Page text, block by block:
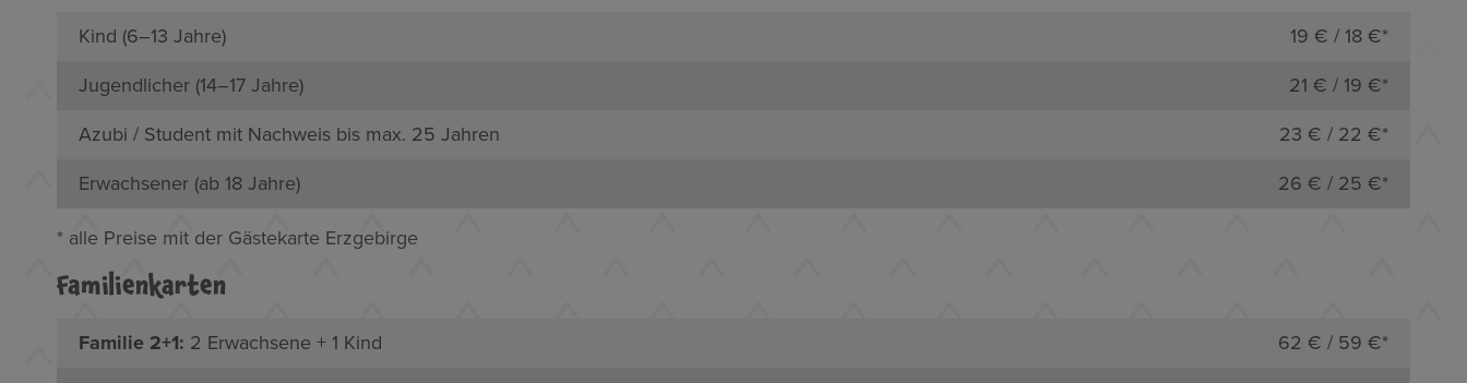
Kind (6–13 Jahre) 19 € / 18 €*
Jugendlicher (14–17 Jahre) 21 € / 19 €*
Azubi / Student mit Nachweis bis max. 25 Jahren 23 € / 22 €*
Erwachsener (ab 18 Jahre) 26 € / 25 €*
* alle Preise mit der Gästekarte Erzgebirge
Familienkarten
Familie 2+1: 2 Erwachsene + 1 Kind 62 € / 59 €*